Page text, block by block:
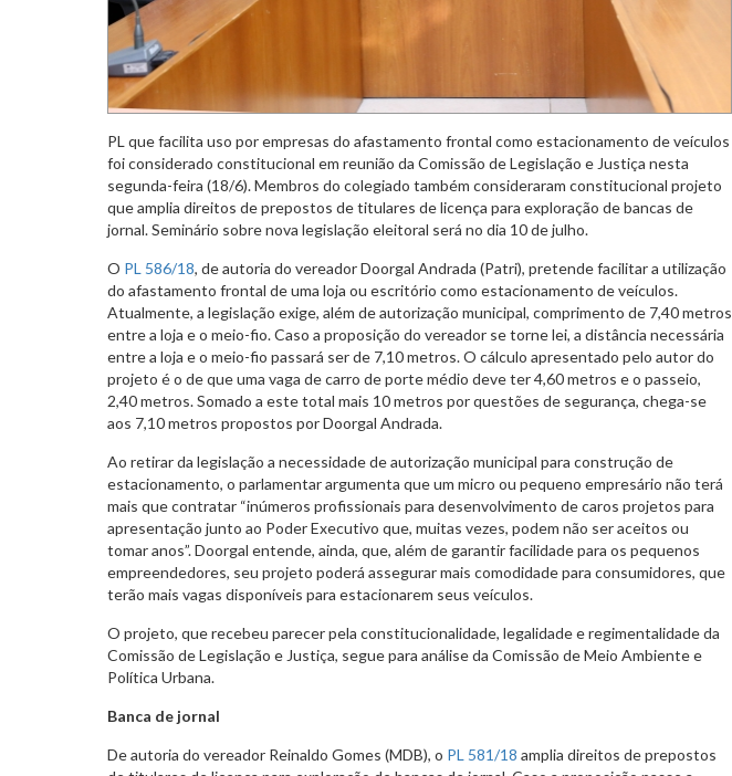
PL que facilita uso por empresas do afastamento frontal como estacionamento de veículos
foi considerado constitucional em reunião da Comissão de Legislação e Justiça nesta
segunda-feira (18/6). Membros do colegiado também consideraram constitucional projeto
que amplia direitos de prepostos de titulares de licença para exploração de bancas de
jornal. Seminário sobre nova legislação eleitoral será no dia 10 de julho.
O PL 586/18, de autoria do vereador Doorgal Andrada (Patri), pretende facilitar a utilização
do afastamento frontal de uma loja ou escritório como estacionamento de veículos.
Atualmente, a legislação exige, além de autorização municipal, comprimento de 7,40 metros
entre a loja e o meio-fio. Caso a proposição do vereador se torne lei, a distância necessária
entre a loja e o meio-fio passará ser de 7,10 metros. O cálculo apresentado pelo autor do
projeto é o de que uma vaga de carro de porte médio deve ter 4,60 metros e o passeio,
2,40 metros. Somado a este total mais 10 metros por questões de segurança, chega-se
aos 7,10 metros propostos por Doorgal Andrada.
Ao retirar da legislação a necessidade de autorização municipal para construção de
estacionamento, o parlamentar argumenta que um micro ou pequeno empresário não terá
mais que contratar “inúmeros profissionais para desenvolvimento de caros projetos para
apresentação junto ao Poder Executivo que, muitas vezes, podem não ser aceitos ou
tomar anos”. Doorgal entende, ainda, que, além de garantir facilidade para os pequenos
empreendedores, seu projeto poderá assegurar mais comodidade para consumidores, que
terão mais vagas disponíveis para estacionarem seus veículos.
O projeto, que recebeu parecer pela constitucionalidade, legalidade e regimentalidade da
Comissão de Legislação e Justiça, segue para análise da Comissão de Meio Ambiente e
Política Urbana.
Banca de jornal
De autoria do vereador Reinaldo Gomes (MDB), o PL 581/18 amplia direitos de prepostos